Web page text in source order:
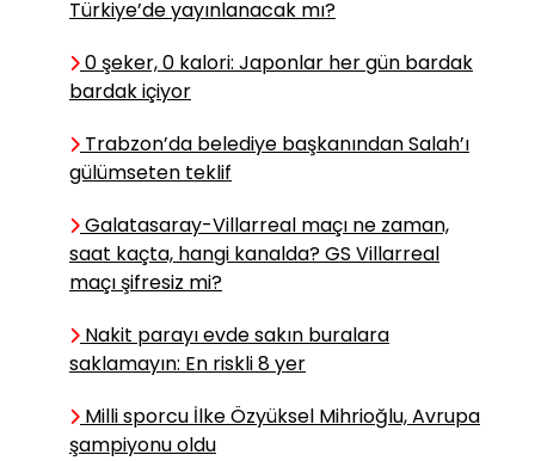
Zafer İŞERİ
Terörsüz Türkiye
İdeali
Mehmet Arif ÖNALAN
Kazandı
Türkiye’de yayınlanacak mı?
0 şeker, 0 kalori: Japonlar her gün bardak
bardak içiyor
Trabzon’da belediye başkanından Salah’ı
gülümseten teklif
Galatasaray-Villarreal maçı ne zaman,
saat kaçta, hangi kanalda? GS Villarreal
maçı şifresiz mi?
Nakit parayı evde sakın buralara
saklamayın: En riskli 8 yer
Milli sporcu İlke Özyüksel Mihrioğlu, Avrupa
şampiyonu oldu